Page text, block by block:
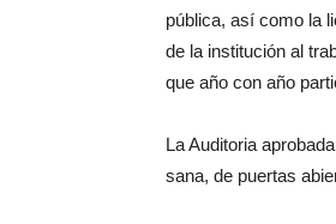
pública, así como la
de la institución al
que año con año
La Auditoria
sana, de puertas